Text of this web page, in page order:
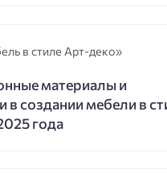
в стиле Арт-деко»
материалы и
в создании мебели в
года